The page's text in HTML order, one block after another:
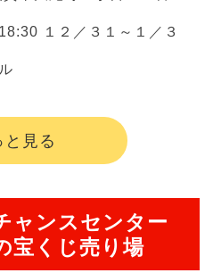
１２／３１～１／３
と見る
ャンスセンター
宝くじ売り場